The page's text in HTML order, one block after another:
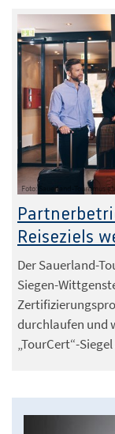
Foto: Sauerland-Tourismus
Reiseziels
Der Sauerland-
Siegen-
durchlaufen und
„TourCert“-